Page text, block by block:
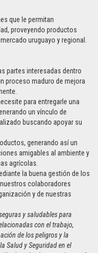
que le permitan
proveyendo productos
uruguayo y regional.
partes interesadas dentro
proceso maduro de mejora
para entregarle una
un vínculo de
buscando apoyar su
generando así un
amigables al ambiente y
agrícolas.
la buena gestión de los
colaboradores
y de nuestras
y saludables para
con el trabajo,
de los peligros y la
Salud y Seguridad en el